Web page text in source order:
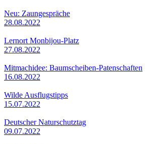
Neu: Zaungespräche
28.08.2022
Lernort Monbijou-Platz
27.08.2022
Mitmachidee: Baumscheiben-Patenschaften
16.08.2022
Wilde Ausflugstipps
15.07.2022
Deutscher Naturschutztag
09.07.2022